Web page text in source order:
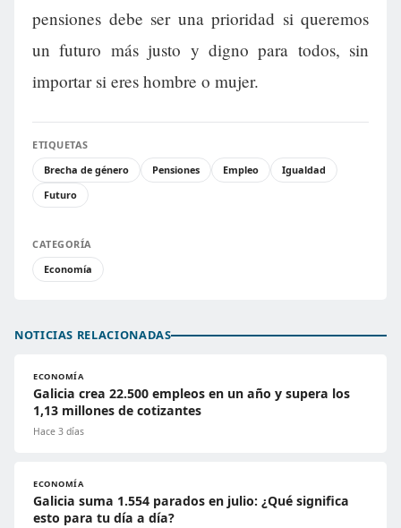
pensiones debe ser una prioridad si queremos
un futuro más justo y digno para todos, sin
importar si eres hombre o mujer.
ETIQUETAS
Brecha de género
Pensiones Empleo
Igualdad
Futuro
CATEGORÍA
Economía
NOTICIAS RELACIONADAS
ECONOMÍA
Galicia crea 22.500 empleos en un año y supera los
1,13 millones de cotizantes
Hace 3 días
ECONOMÍA
Galicia suma 1.554 parados en julio: ¿Qué significa
esto para tu día a día?